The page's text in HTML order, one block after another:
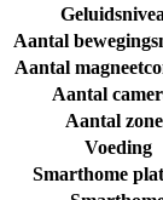
Aantal
Aantal
Aantal
Aantal
Voeding
Smarthome